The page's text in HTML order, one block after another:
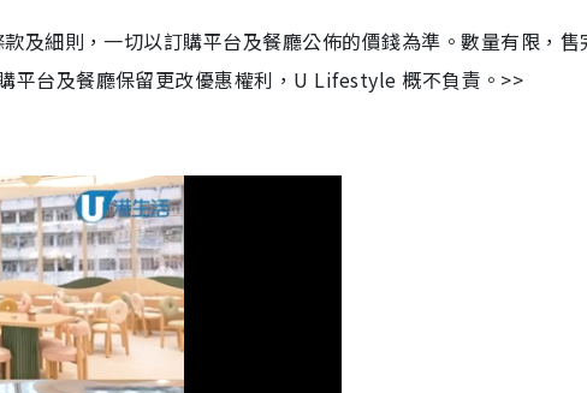
及細則，一切以訂購平台及餐廳公佈的價錢為準。數量有限，售
平台及餐廳保留更改優惠權利，U Lifestyle 概不負責。>>